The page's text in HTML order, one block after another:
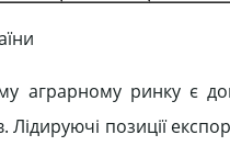
аграрному ринку є
Лідируючі позиції